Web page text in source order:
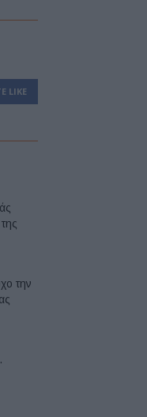
LIKE
την